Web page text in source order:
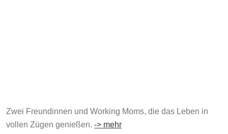
Zwei Freundinnen und Working Moms, die das Leben in
vollen Zügen genießen.-> mehr